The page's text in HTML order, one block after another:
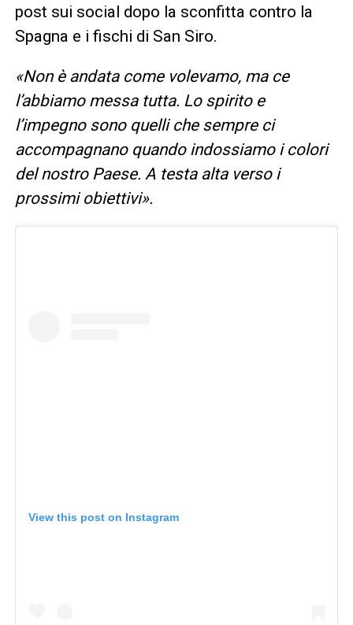
post sui social dopo la sconfitta contro la
Spagna e i fischi di San Siro.
«Non è andata come volevamo, ma ce
l’abbiamo messa tutta. Lo spirito e
l’impegno sono quelli che sempre ci
accompagnano quando indossiamo i colori
del nostro Paese. A testa alta verso i
prossimi obiettivi».
View this post on Instagram